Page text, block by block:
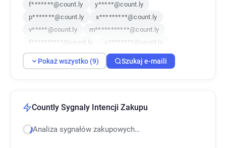
f*******@count.ly
y*****@count.ly
p*******@count.ly
x*********@count.ly
v*****@count.ly
m***********@count.ly
f**********@count.ly
s********@count.ly
e*******@count.ly
Pokaż wszystko (9) Szukaj e-maili
Countly Sygnaly Intencji Zakupu
Analiza sygnałów zakupowych…